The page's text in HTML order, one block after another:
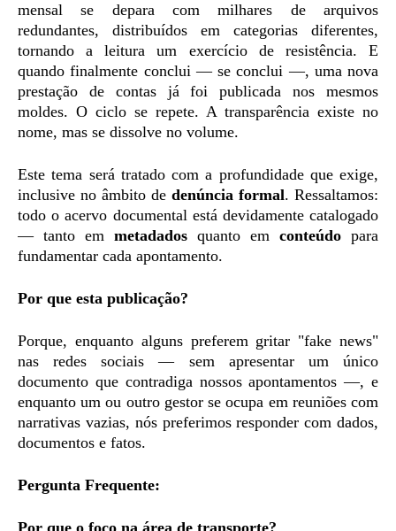
mensal se depara com milhares de arquivos
redundantes, distribuídos em categorias diferentes,
tornando a leitura um exercício de resistência. E
quando finalmente conclui — se conclui —, uma nova
prestação de contas já foi publicada nos mesmos
moldes. O ciclo se repete. A transparência existe no
nome, mas se dissolve no volume.
Este tema será tratado com a profundidade que exige,
inclusive no âmbito de denúncia formal. Ressaltamos:
todo o acervo documental está devidamente catalogado
— tanto em metadados quanto em conteúdo para
fundamentar cada apontamento.
Por que esta publicação?
Porque, enquanto alguns preferem gritar "fake news"
nas redes sociais — sem apresentar um único
documento que contradiga nossos apontamentos —, e
enquanto um ou outro gestor se ocupa em reuniões com
narrativas vazias, nós preferimos responder com dados,
documentos e fatos.
Pergunta Frequente: